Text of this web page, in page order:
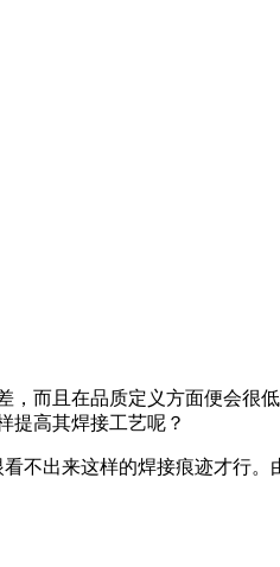
而且在品质定义方面便会很
提高其焊接工艺呢？
不出来这样的焊接痕迹才行